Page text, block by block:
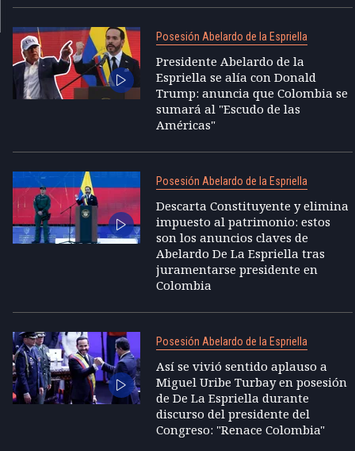
Posesión Abelardo de la Espriella
Presidente Abelardo de la
Espriella se alía con Donald
Trump: anuncia que Colombia se
sumará al "Escudo de las
Américas"
Posesión Abelardo de la Espriella
Descarta Constituyente y elimina
impuesto al patrimonio: estos
son los anuncios claves de
Abelardo De La Espriella tras
juramentarse presidente en
Colombia
Posesión Abelardo de la Espriella
Así se vivió sentido aplauso a
Miguel Uribe Turbay en posesión
de De La Espriella durante
discurso del presidente del
Congreso: "Renace Colombia"